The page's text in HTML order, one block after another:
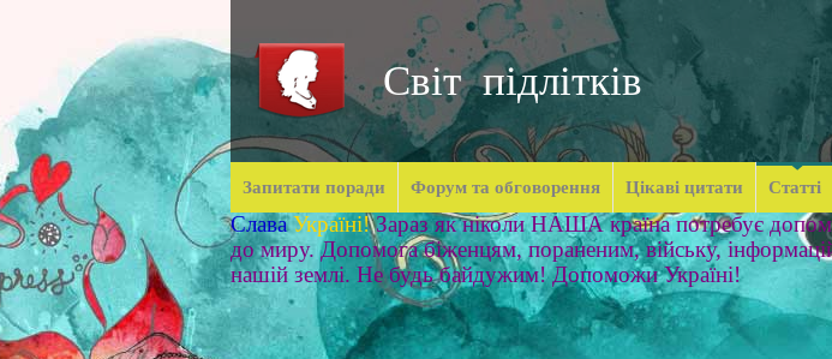
Світ підлітків
Запитати поради Форум та обговорення Цікаві цитати Статті
Слава Україні! Зараз як ніколи НАША країна потребує
до миру. Допомога біженцям, пораненим, війську,
нашій землі. Не будь байдужим! Допоможи Україні!